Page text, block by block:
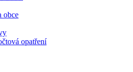
obce
opatření